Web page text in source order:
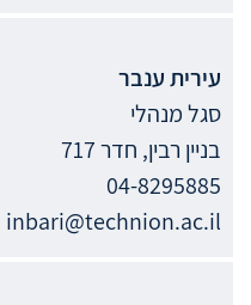
עיריתענבר
סגל מנהלי
בניין רבין, חדר 717
04-8295885
inbari@technion.ac.il